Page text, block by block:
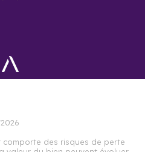
comporte des risques de perte